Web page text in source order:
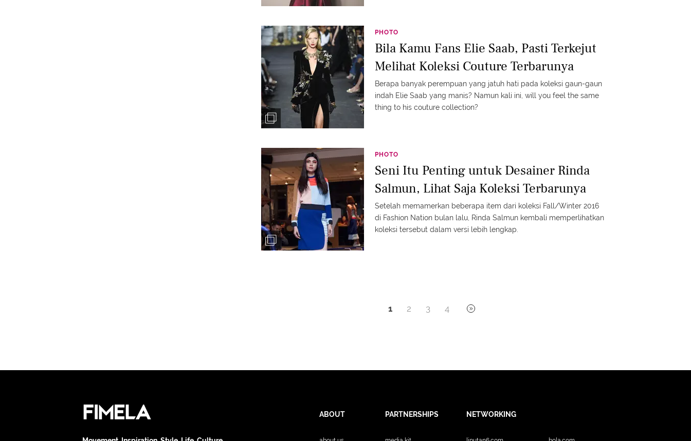
PHOTO
Bila Kamu Fans Elie Saab, Pasti Terkejut
Melihat Koleksi Couture Terbarunya
Berapa banyak perempuan yang jatuh hati pada koleksi gaun-gaun
indah Elie Saab yang manis? Namun kali ini, will you feel the same
thing to his couture collection?
PHOTO
Seni Itu Penting untuk Desainer Rinda
Salmun, Lihat Saja Koleksi Terbarunya
Setelah memamerkan beberapa item dari koleksi Fall/Winter 2016
di Fashion Nation bulan lalu, Rinda Salmun kembali memperlihatkan
koleksi tersebut dalam versi lebih lengkap.
1 2 3 4
ABOUT PARTNERSHIPS NETWORKING